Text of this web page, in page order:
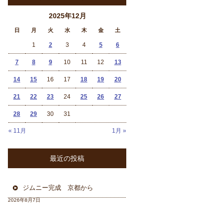
2025年12月
日 月 火 水 木 金 土
« 11月 1月 »
1 2 3 4 5 6
7 8 9 10 11 12 13
14 15 16 17 18 19 20
21 22 23 24 25 26 27
28 29 30 31
最近の投稿
ジムニー完成 京都から
2026年8月7日